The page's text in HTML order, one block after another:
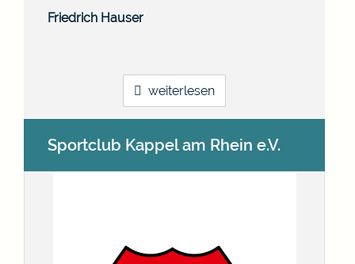
Friedrich Hauser
weiterlesen
Sportclub Kappel am Rhein e.V.